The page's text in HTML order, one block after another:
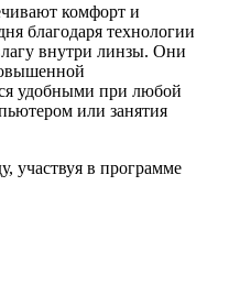
комфорт и
благодаря технологии
внутри линзы. Они
удобными при любой
или занятия
участвуя в программе